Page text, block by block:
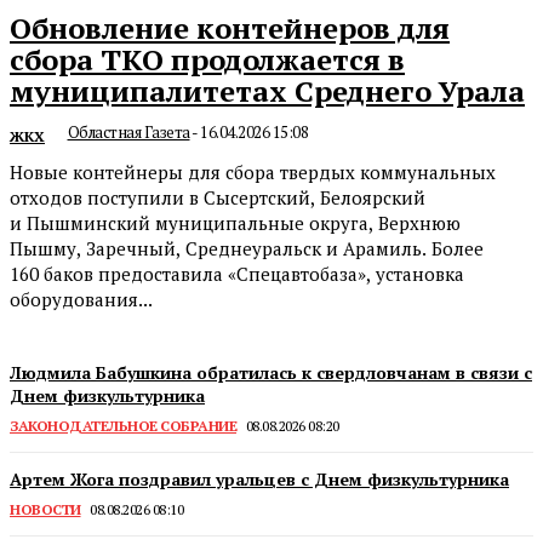
Обновление контейнеров для
сбора ТКО продолжается в
муниципалитетах Среднего Урала
ЖКХ Областная Газета-16.04.2026 15:08
Новые контейнеры для сбора твердых коммунальных
отходов поступили в Сысертский, Белоярский
и Пышминский муниципальные округа, Верхнюю
Пышму, Заречный, Среднеуральск и Арамиль. Более
160 баков предоставила «Спецавтобаза», установка
оборудования...
Людмила Бабушкина обратилась к свердловчанам в связи с
Днем физкультурника
ЗАКОНОДАТЕЛЬНОЕ СОБРАНИЕ 08.08.2026 08:20
Артем Жога поздравил уральцев с Днем физкультурника
НОВОСТИ 08.08.2026 08:10